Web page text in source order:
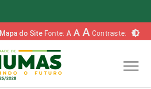
Mapa do Site Fonte: A A A Contraste: brightness_6
menu